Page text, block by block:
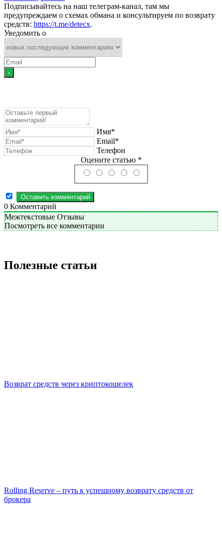
Подписывайтесь на наш телеграм-канал, там мы
предупреждаем о схемах обмана и консультируем по возврату
средств: https://t.me/detecx.
Уведомить о
Имя*
Email*
Телефон
Оцените статью *
0 Комментарий
Межтекстовые Отзывы
Посмотреть все комментарии
Полезные статьи
Возврат средств через криптокошелек
Rolling Reserve – путь к успешному возврату средств от
брокера